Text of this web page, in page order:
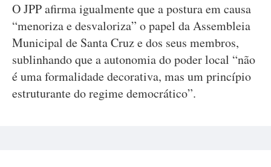
O JPP afirma igualmente que a postura em causa
“menoriza e desvaloriza” o papel da Assembleia
Municipal de Santa Cruz e dos seus membros,
sublinhando que a autonomia do poder local “não
é uma formalidade decorativa, mas um princípio
estruturante do regime democrático”.